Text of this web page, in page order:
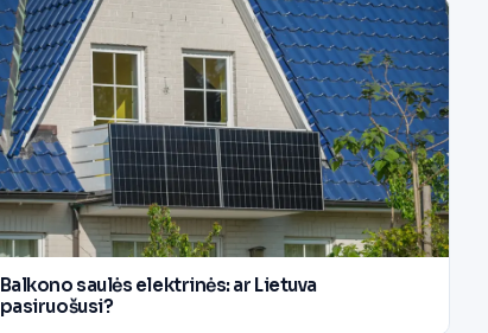
Balkono saulės elektrinės: ar Lietuva
pasiruošusi?